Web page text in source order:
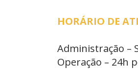
HORÁRIO DE
Administração –
Operação – 24h